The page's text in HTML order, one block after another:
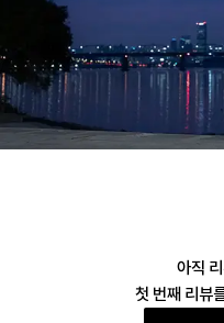
아직
첫 번째 리뷰